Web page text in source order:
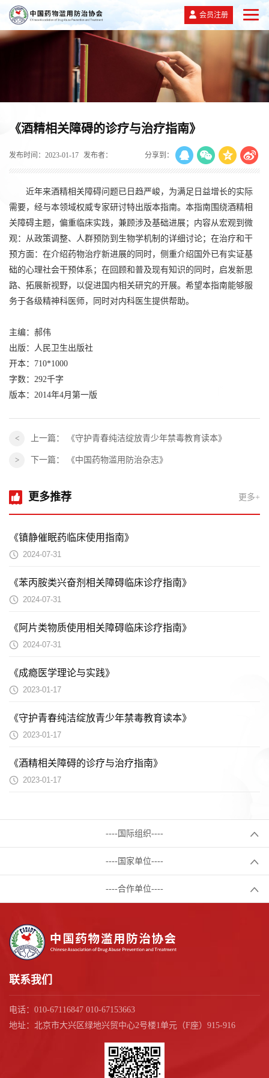
会员注册
《酒精相关障碍的诊疗与治疗指南》
发布时间：2023-01-17 发布者： 分享到：
近年来酒精相关障碍问题已日趋严峻，为满足日益增长的实际
需要，经与本领域权威专家研讨特出版本指南。本指南围绕酒精相
关障碍主题，偏重临床实践，兼顾涉及基础进展；内容从宏观到微
观：从政策调整、人群预防到生物学机制的详细讨论；在治疗和干
预方面：在介绍药物治疗新进展的同时，侧重介绍国外已有实证基
础的心理社会干预体系；在回顾和普及现有知识的同时，启发新思
路、拓展新视野，以促进国内相关研究的开展。希望本指南能够服
务于各级精神科医师，同时对内科医生提供帮助。
主编：郝伟
出版：人民卫生出版社
开本：710*1000
字数：292千字
版本：2014年4月第一版
上一篇： 《守护青春纯洁绽放青少年禁毒教育读本》
下一篇： 《中国药物滥用防治杂志》
更多推荐 更多+
《镇静催眠药临床使用指南》
2024-07-31
《苯丙胺类兴奋剂相关障碍临床诊疗指南》
2024-07-31
《阿片类物质使用相关障碍临床诊疗指南》
2024-07-31
《成瘾医学理论与实践》
2023-01-17
《守护青春纯洁绽放青少年禁毒教育读本》
2023-01-17
《酒精相关障碍的诊疗与治疗指南》
2023-01-17
----国际组织----
----国家单位----
----合作单位----
联系我们
电话：010-67116847 010-67153663
地址：北京市大兴区绿地兴贸中心2号楼1单元（F座）915-916